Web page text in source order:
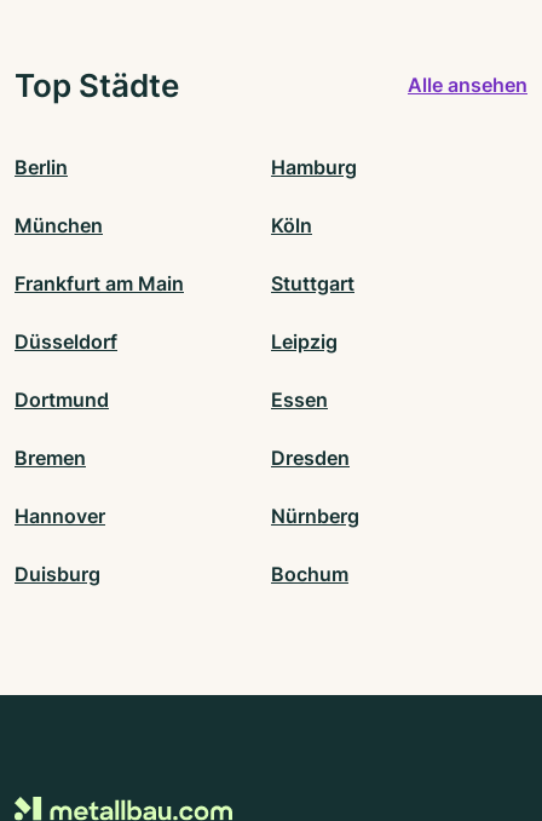
Top Städte Alle ansehen
Berlin Hamburg
München Köln
Frankfurt am Main Stuttgart
Düsseldorf Leipzig
Dortmund Essen
Bremen Dresden
Hannover Nürnberg
Duisburg Bochum